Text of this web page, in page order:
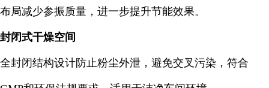
布局减少参振质量，进一步提升节能效果。
封闭式干燥空间
全封闭结构设计防止粉尘外泄，避免交叉污染，符合